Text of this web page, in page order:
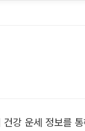
강 운세 정보를